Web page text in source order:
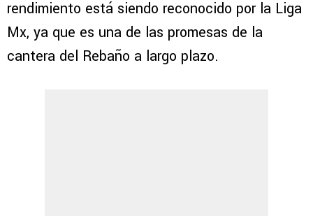
rendimiento está siendo reconocido por la Liga
Mx, ya que es una de las promesas de la
cantera del Rebaño a largo plazo.